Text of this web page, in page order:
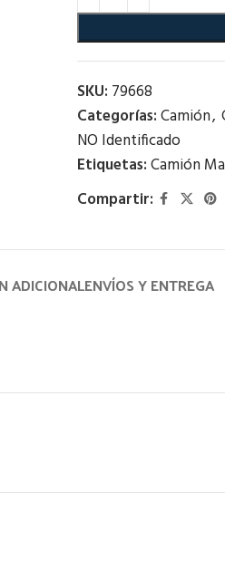
SKU: 79668
Categorías:Camión,
NO Identificado
Etiquetas:Camión
Compartir:
ADICIONALENVÍOS Y ENTREGA